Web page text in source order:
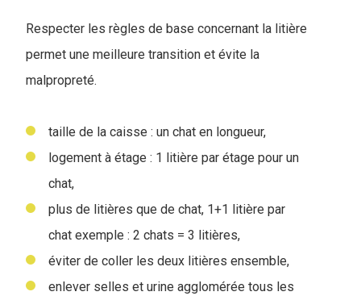
Respecter les règles de base concernant la litière
permet une meilleure transition et évite la
malpropreté.
taille de la caisse : un chat en longueur,
logement à étage : 1 litière par étage pour un
chat,
plus de litières que de chat, 1+1 litière par
chat exemple : 2 chats = 3 litières,
éviter de coller les deux litières ensemble,
enlever selles et urine agglomérée tous les